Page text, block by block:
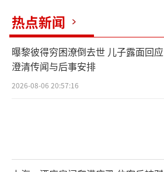
热点新闻
曝黎彼得穷困潦倒去世 儿子露面回应
澄清传闻与后事安排
2026-08-06 20:57:16